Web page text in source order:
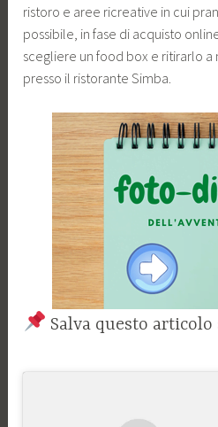
ristoro e aree ricreative in cui
possibile, in fase di acquisto
scegliere un food box e ritirarlo
presso il ristorante Simba.
Salva questo